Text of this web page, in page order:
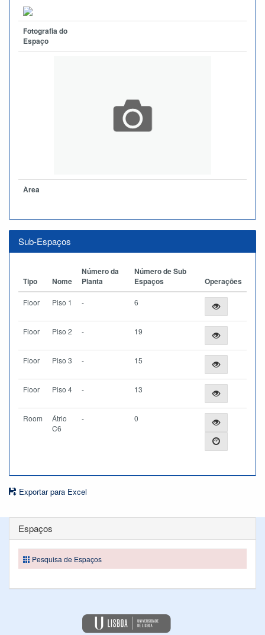
Fotografia do
Espaço
Àrea
Sub-Espaços
Tipo Nome
Número da
Planta
Número de Sub
Espaços
Operações
Floor Piso 1 - 6
Floor Piso 2 - 19
Floor Piso 3 - 15
Floor Piso 4 - 13
Room
Átrio
C6
- 0
Exportar para Excel
Espaços
Pesquisa de Espaços